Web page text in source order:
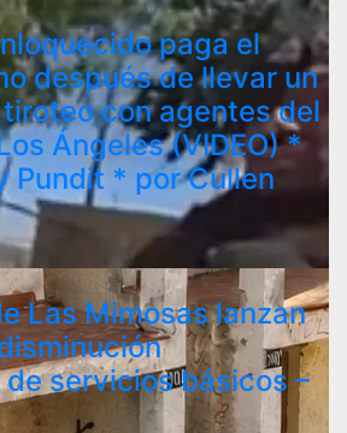
paga el
después de llevar un
con agentes del
Ángeles (VIDEO) *
Pundit * por Cullen
Las Mimosas lanzan
de servicios básicos –